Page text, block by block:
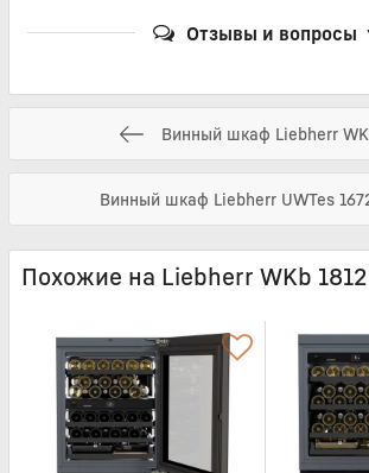
Отзывы и вопросы
Винный шкаф Liebherr
Винный шкаф Liebherr UWTes
Похожие на Liebherr WKb 1812